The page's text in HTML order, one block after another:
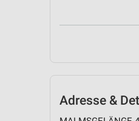
Adresse &